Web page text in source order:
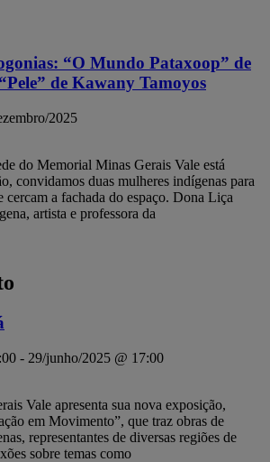
“O Mundo Pataxoop” de
de Kawany Tamoyos
2025
do Memorial Minas Gerais Vale está
convidamos duas mulheres indígenas para
cercam a fachada do espaço. Dona Liça
artista e professora da
- 29/junho/2025 @ 17:00
Vale apresenta sua nova exposição,
em Movimento”, que traz obras de
representantes de diversas regiões de
sobre temas como